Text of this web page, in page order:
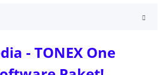
- TONEX One